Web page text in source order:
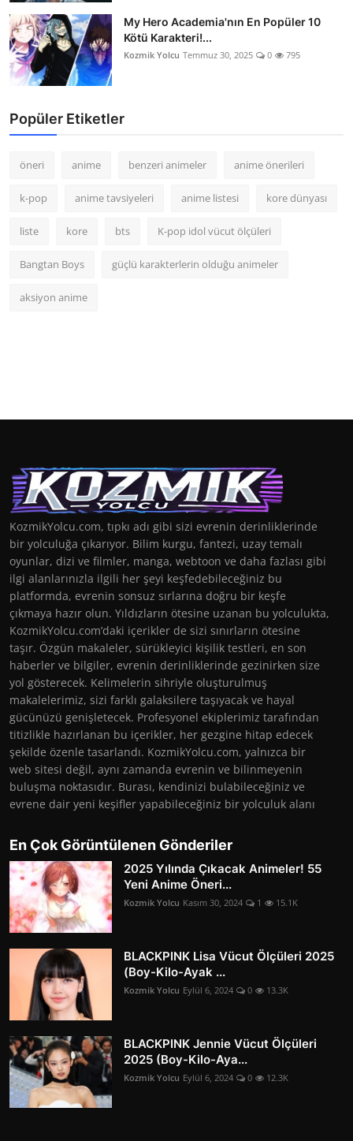
My Hero Academia'nın En Popüler 10
Kötü Karakteri!...
Kozmik Yolcu Temmuz 30, 2025 0 795
Popüler Etiketler
öneri anime benzeri animeler anime önerileri
k-pop anime tavsiyeleri anime listesi kore dünyası
liste kore bts K-pop idol vücut ölçüleri
Bangtan Boys güçlü karakterlerin olduğu animeler
aksiyon anime
KozmikYolcu.com, tıpkı adı gibi sizi evrenin derinliklerinde
bir yolculuğa çıkarıyor. Bilim kurgu, fantezi, uzay temalı
oyunlar, dizi ve filmler, manga, webtoon ve daha fazlası gibi
ilgi alanlarınızla ilgili her şeyi keşfedebileceğiniz bu
platformda, evrenin sonsuz sırlarına doğru bir keşfe
çıkmaya hazır olun. Yıldızların ötesine uzanan bu yolculukta,
KozmikYolcu.com’daki içerikler de sizi sınırların ötesine
taşır. Özgün makaleler, sürükleyici kişilik testleri, en son
haberler ve bilgiler, evrenin derinliklerinde gezinirken size
yol gösterecek. Kelimelerin sihriyle oluşturulmuş
makalelerimiz, sizi farklı galaksilere taşıyacak ve hayal
gücünüzü genişletecek. Profesyonel ekiplerimiz tarafından
titizlikle hazırlanan bu içerikler, her gezgine hitap edecek
şekilde özenle tasarlandı. KozmikYolcu.com, yalnızca bir
web sitesi değil, aynı zamanda evrenin ve bilinmeyenin
buluşma noktasıdır. Burası, kendinizi bulabileceğiniz ve
evrene dair yeni keşifler yapabileceğiniz bir yolculuk alanı
En Çok Görüntülenen Gönderiler
2025 Yılında Çıkacak Animeler! 55
Yeni Anime Öneri...
Kozmik Yolcu Kasım 30, 2024 1 15.1K
BLACKPINK Lisa Vücut Ölçüleri 2025
(Boy-Kilo-Ayak ...
Kozmik Yolcu Eylül 6, 2024 0 13.3K
BLACKPINK Jennie Vücut Ölçüleri
2025 (Boy-Kilo-Aya...
Kozmik Yolcu Eylül 6, 2024 0 12.3K